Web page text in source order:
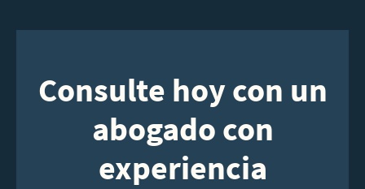
Consulte hoy con un
abogado con
experiencia